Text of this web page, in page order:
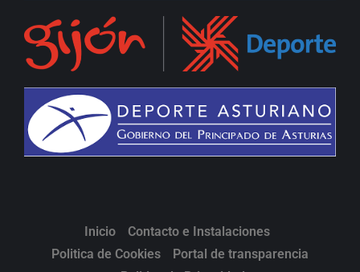
Inicio
Contacto e Instalaciones
Politica de Cookies
Portal de transparencia